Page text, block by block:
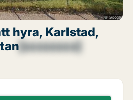
hyra, Karlstad,
[xxxxxxxx]